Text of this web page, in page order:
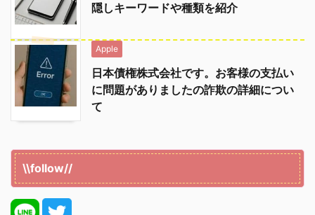
隠しキーワードや種類を紹介
Apple
日本債権株式会社です。お客様の支払い
に問題がありましたの詐欺の詳細につい
て
\\follow//